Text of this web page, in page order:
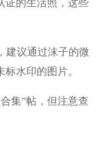
证的生活照，这些
建议通过沫子的微
水印的图片。
集”帖，但注意查